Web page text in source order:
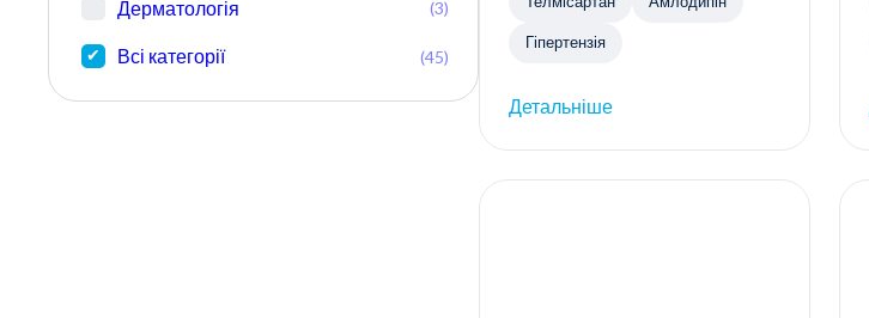
Дерматологія (3)
Всі категорії (45)
Гіпертензія
Детальніше